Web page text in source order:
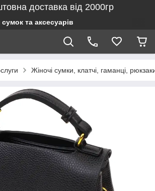
доставка від 2000гр
сумок та аксесуарів
Жіночі сумки, клатчі, гаманці,